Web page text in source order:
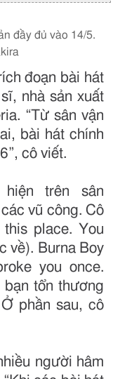
đầy đủ vào 14/5.
đoạn bài hát
nhà sản xuất
“Từ sân vận
bài hát chính
cô viết.
hiện trên sân
vũ công. Cô
place. You
về). Burna Boy
you once.
bạn tổn thương
phần sau, cô
người hâm